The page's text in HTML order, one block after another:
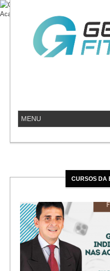
CURSOS DA